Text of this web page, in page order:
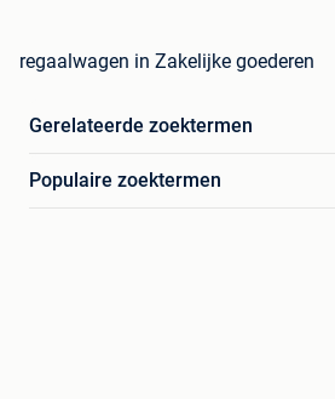
regaalwagen in Zakelijke goederen
Gerelateerde zoektermen
Populaire zoektermen